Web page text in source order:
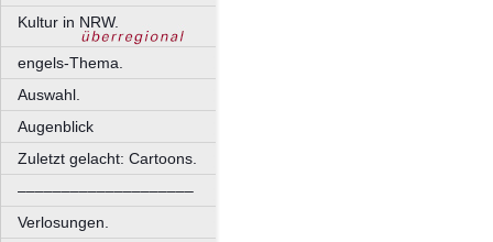
Kultur in NRW.
engels-Thema.
Auswahl.
Augenblick
Zuletzt gelacht: Cartoons.
––––––––––––––––––––
Verlosungen.